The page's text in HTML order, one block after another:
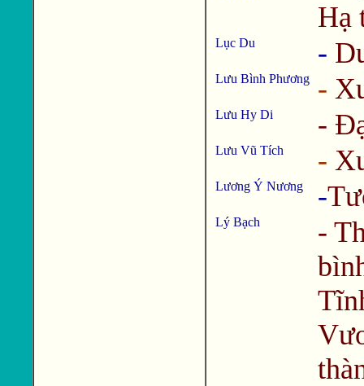
Hạ
Lục Du -
Lưu Bình Phương -
Lưu Hy Di -
Lưu Vũ Tích -
Lương Ý Nương -
Lý Bạch -